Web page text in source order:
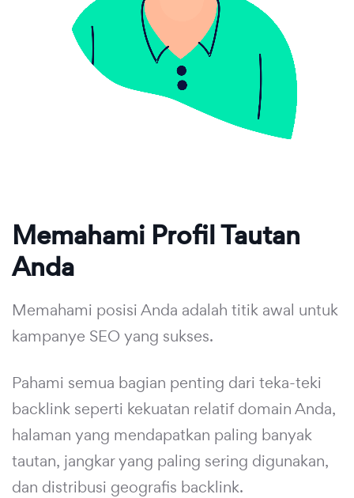
Memahami Profil Tautan
Anda
Memahami posisi Anda adalah titik awal untuk
kampanye SEO yang sukses.
Pahami semua bagian penting dari teka-teki
backlink seperti kekuatan relatif domain Anda,
halaman yang mendapatkan paling banyak
tautan, jangkar yang paling sering digunakan,
dan distribusi geografis backlink.